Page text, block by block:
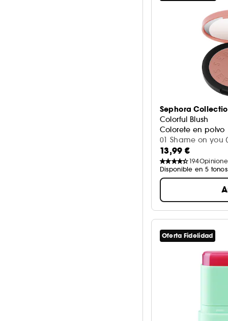
Sephora
Colorful Blush
Colorete en polvo
01 Shame on you
13,99 €
194
Disponible en 5 tonos
Oferta Fidelidad